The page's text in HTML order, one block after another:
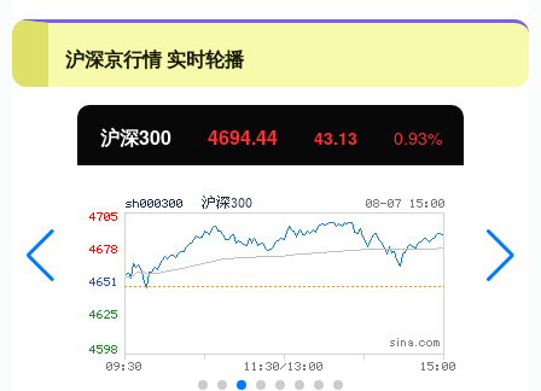
沪深京行情 实时轮播
北证50 1134.24 11.37 1.01%